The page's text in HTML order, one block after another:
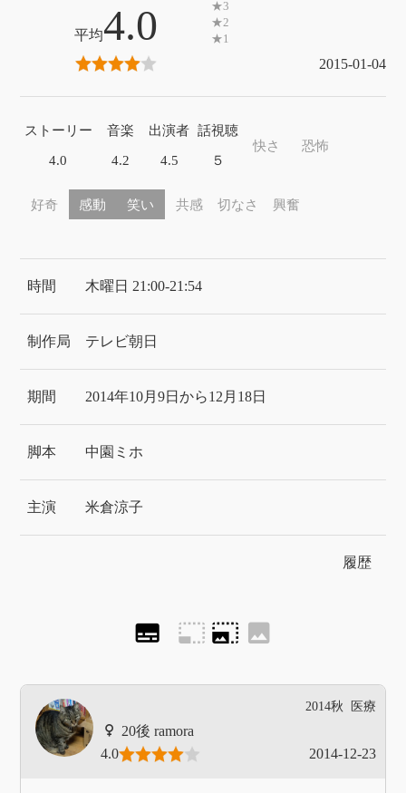
4.0
2015-01-04
ストーリー
4.0
音楽
4.2
出演者
4.5
話視聴
５
快さ 恐怖
好奇 感動 笑い 共感 切なさ 興奮
時間 木曜日 21:00-21:54
制作局 テレビ朝日
期間 2014年10月9日から12月18日
脚本 中園ミホ
主演 米倉涼子
履歴
subtitles photo_size_select_small photo_size_select_large image
2014秋 医療
ramora
4.0
2014-12-23